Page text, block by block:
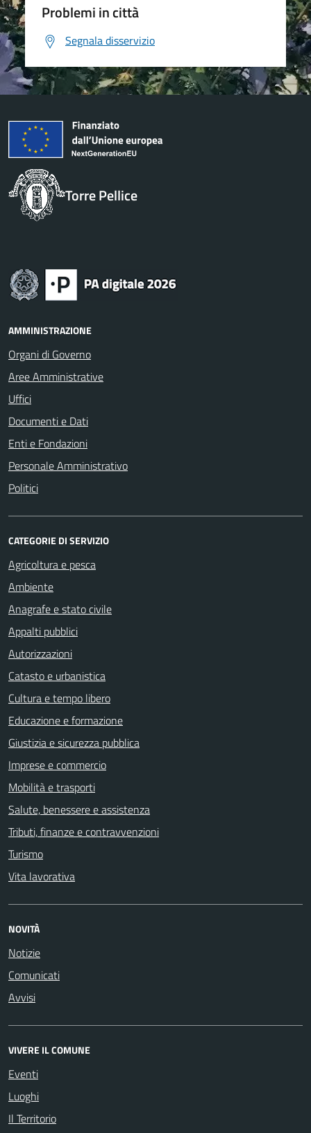
Problemi in città
Segnala disservizio
Torre Pellice
AMMINISTRAZIONE
Organi di Governo
Aree Amministrative
Uffici
Documenti e Dati
Enti e Fondazioni
Personale Amministrativo
Politici
CATEGORIE DI SERVIZIO
Agricoltura e pesca
Ambiente
Anagrafe e stato civile
Appalti pubblici
Autorizzazioni
Catasto e urbanistica
Cultura e tempo libero
Educazione e formazione
Giustizia e sicurezza pubblica
Imprese e commercio
Mobilità e trasporti
Salute, benessere e assistenza
Tributi, finanze e contravvenzioni
Turismo
Vita lavorativa
NOVITÀ
Notizie
Comunicati
Avvisi
VIVERE IL COMUNE
Eventi
Luoghi
Il Territorio